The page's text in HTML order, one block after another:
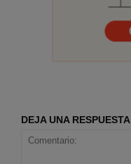
DEJA UNA RESPUESTA